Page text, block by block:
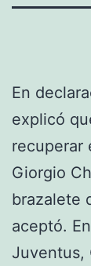
En
explicó
recuperar
Giorgio
brazalete
aceptó.
Juventus,